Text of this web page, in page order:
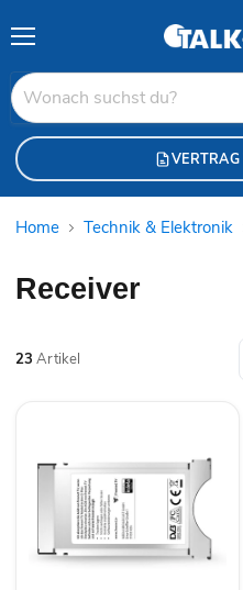
Home Technik & Elektronik
Receiver
23 Artikel